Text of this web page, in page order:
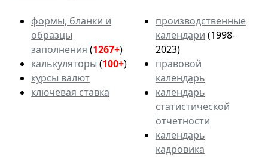
формы, бланки и
образцы
заполнения (1267+)
калькуляторы (100+)
курсы валют
ключевая ставка
производственные
календари (1998-
2023)
правовой
календарь
календарь
статистической
отчетности
календарь
кадровика